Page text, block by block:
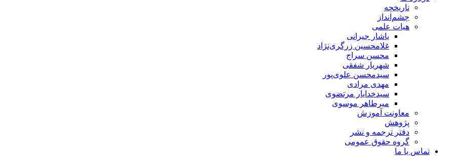
تاریخچه
چشم‌انداز
هیات علمی
یاشار جیرانی
غلامحسین زرگری‌نژاد
محسن سراج
شهریار شفقی
سیدمحسن علوی‌پور
مهدی مرادی
سیدخدایار مرتضوی
میرطاهر موسوی
معاونت آموزش
پژوهش
دفتر ترجمه و نشر
گروه حقوق عمومی
تماس با ما